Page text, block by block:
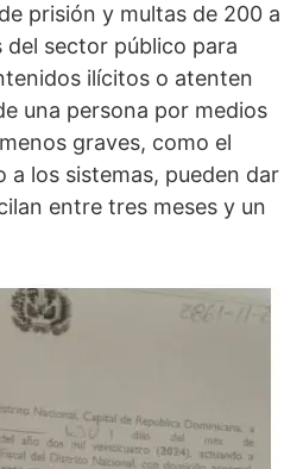
prisión y multas de 200 a
sector público para
ilícitos o atenten
una persona por medios
graves, como el
a los sistemas, pueden dar
entre tres meses y un